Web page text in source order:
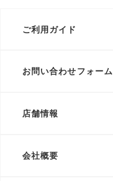
ご利用ガイド
お問い合わせフォーム
店舗情報
会社概要